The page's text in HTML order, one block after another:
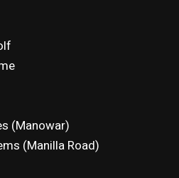
(Manowar)
(Manilla Road)